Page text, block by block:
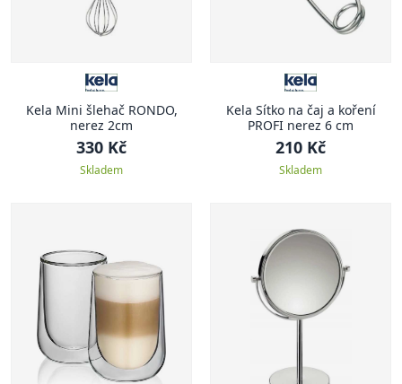
Kela Mini šlehač RONDO,
nerez 2cm
330 Kč
Skladem
Kela Sítko na čaj a koření
PROFI nerez 6 cm
210 Kč
Skladem